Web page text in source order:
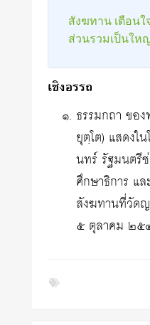
สังฆทาน เตือน
ส่วนรวมเป็นให
เชิงอรรถ
ธรรมกถา ขอ
ยุตฺโต) แสดงใ
นทร์ รัฐมนตรี
ศึกษาธิการ แ
สังฆทานที่วัด
๕ ตุลาคม ๒